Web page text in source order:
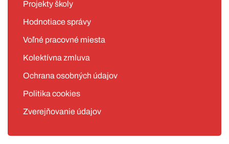
Projekty školy
Hodnotiace správy
Voľné pracovné miesta
Kolektívna zmluva
Ochrana osobných údajov
Politika cookies
Zverejňovanie údajov